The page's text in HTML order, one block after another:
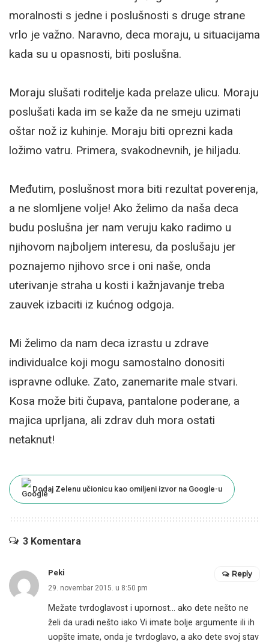
moralnosti s jedne i poslušnosti s druge strane
vrlo je važno. Naravno, deca moraju, u situacijama
kada su u opasnosti, biti poslušna.
Moraju slušati roditelje kada prelaze ulicu. Moraju
poslušati kada im se kaže da ne smeju uzimati
oštar nož iz kuhinje. Moraju biti oprezni kada
ložimo vatru. Primera, svakodnevnih, je hiljadu.
Međutim, poslušnost mora biti rezultat poverenja,
a ne slomljene volje! Ako želimo da naša deca
budu poslušna jer nam veruju kako radimo u
njihovom najboljem interesu, da poslušaju jer
poznajemo njihovo srce i oni naše, onda
uterivanje straha u kosti i kažnjavanje treba
zauvek izbaciti iz kućnog odgoja.
Mi želimo da nam deca izrastu u zdrave
individualce koji mogu samostalno donositi
ispravne odluke. Zato, zanemarite male stvari.
Kosa može biti čupava, pantalone poderane, a
majica uprljana, ali zdrav duh mora ostati
netaknut!
Dodaj Zelenu učionicu kao omiljeni izvor na Google-u
3 Komentara
Peki
29. novembar 2015. u 8:50 pm
Mežate tvrdoglavost i upornost… ako dete nešto ne
želi da uradi nešto iako Vi imate bolje argumente ili ih
uopšte imate, onda je tvrdoglavo, a ako dete svoj stav
Reply